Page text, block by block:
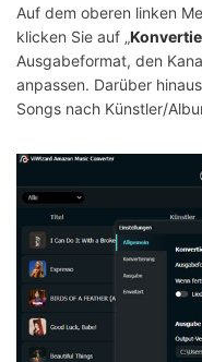
Auf dem oberen linken
klicken Sie auf „
Ausgabeformat, den
anpassen. Darüber
Songs nach Künstler/